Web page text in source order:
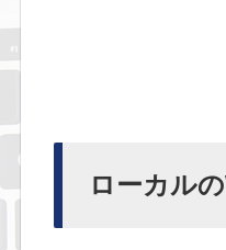
ローカル